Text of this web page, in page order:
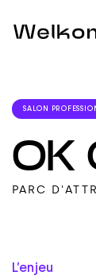
SALON
OK
PARC
L’enjeu